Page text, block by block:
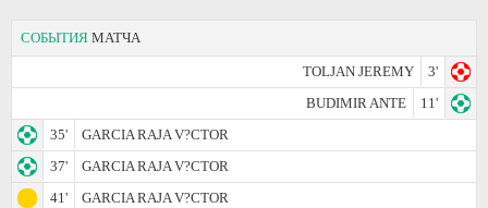
СОБЫТИЯ МАТЧА
TOLJAN JEREMY
3'
BUDIMIR ANTE
11'
35'
GARCIA RAJA V?­CTOR
37'
GARCIA RAJA V?­CTOR
41'
GARCIA RAJA V?­CTOR